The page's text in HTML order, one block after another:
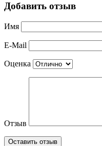
Добавить отзыв
Имя
E-Mail
Оценка
Отзыв
Оставить отзыв